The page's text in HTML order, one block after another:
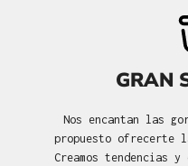
GRAN
Nos encantan las
propuesto ofrecerte
Creamos tendencias y